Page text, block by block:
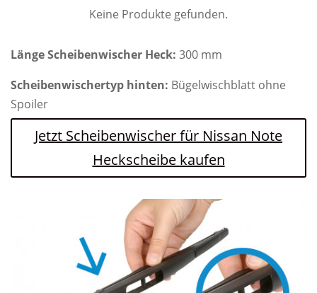
Keine Produkte gefunden.
Länge Scheibenwischer Heck: 300 mm
Scheibenwischertyp hinten: Bügelwischblatt ohne
Spoiler
Jetzt Scheibenwischer für Nissan Note
Heckscheibe kaufen